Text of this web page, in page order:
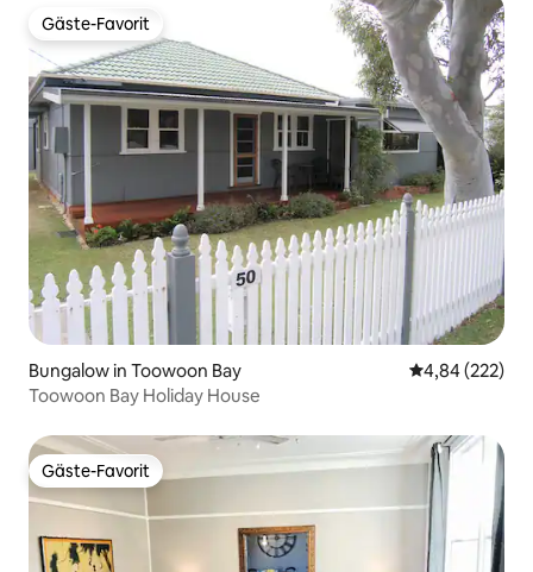
Gäste-Favorit
Gäste-Favorit
Bungalow in Toowoon Bay
4,84 (222)
Toowoon Bay Holiday House
Gäste-Favorit
Gäste-Favorit